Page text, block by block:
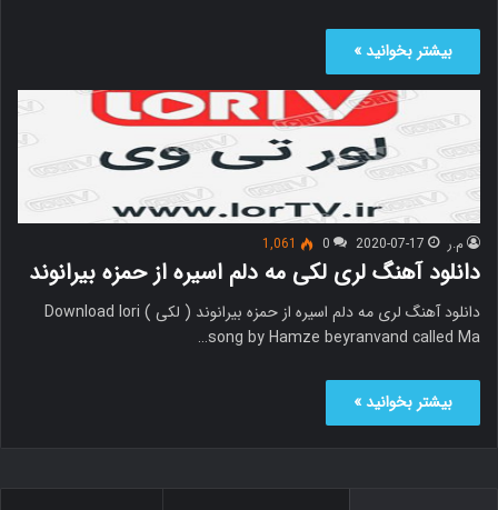
بیشتر بخوانید »
م.ر 2020-07-17
0
1,061
دانلود آهنگ لری لکی مه دلم اسیره از حمزه بیرانوند
دانلود آهنگ لری مه دلم اسیره از حمزه بیرانوند ( لکی ) Download lori
song by Hamze beyranvand called Ma…
بیشتر بخوانید »